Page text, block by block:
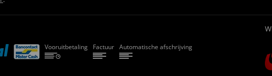
Vooruitbetaling Factuur Automatische afschrijving